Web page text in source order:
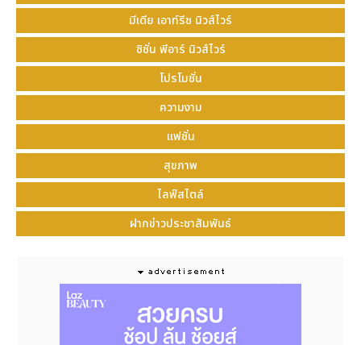
มีเดีย เอาท์รีช นิวส์ไวร์
ซิชั่น พีอาร์ นิวส์ไวร์
โปรโมชั่น
ความงาม
แฟชั่น
สุขภาพ
ไลฟ์สไตล์
ฝากข่าวประชาสัมพันธ์